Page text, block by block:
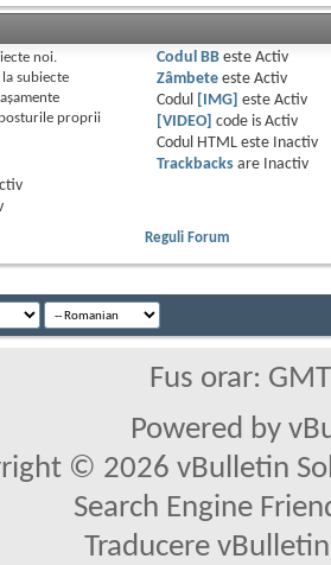
noi.
subiecte
proprii
Codul BBeste Activ
Zâmbeteeste Activ
Codul
[IMG] este Activ
[VIDEO] code is Activ
Codul HTML este
Inactiv
Trackbacksare
Inactiv
Reguli Forum
Fus orar:
Powered by
© 2026 vBulletin
Search Engine
Traducere